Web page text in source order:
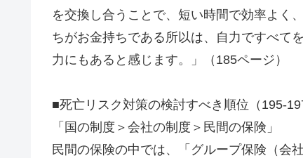
を交換し合うことで、短い時間で効率よく
ちがお金持ちである所以は、自力ですべて
力にもあると感じます。」（185ページ）
■死亡リスク対策の検討すべき順位（195-
「国の制度＞会社の制度＞民間の保険」
民間の保険の中では、「グループ保険（会